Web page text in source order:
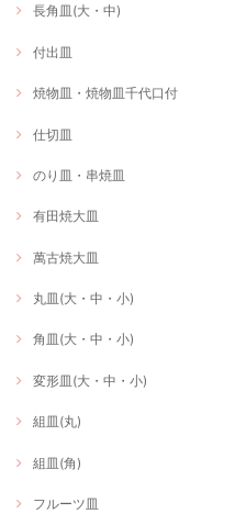
長角皿(大・中)
付出皿
焼物皿・焼物皿千代口付
仕切皿
のり皿・串焼皿
有田焼大皿
萬古焼大皿
丸皿(大・中・小)
角皿(大・中・小)
変形皿(大・中・小)
組皿(丸)
組皿(角)
フルーツ皿